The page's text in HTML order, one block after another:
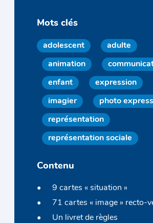
Mots clés
adolescent adulte
animation
enfant expression
imagier photo
représentation
représentation sociale
Contenu
9 cartes « situation »
71 cartes « image » recto-
Un livret de règles